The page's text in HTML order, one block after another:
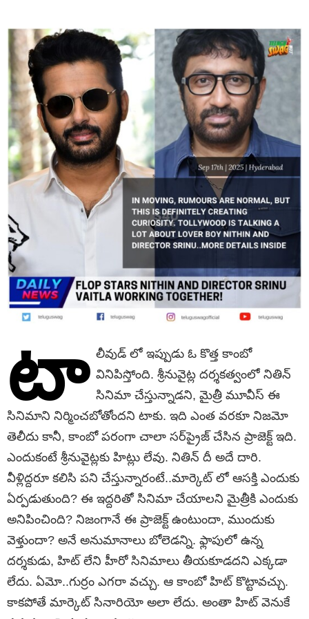
టా లీవుడ్ లో ఇప్పుడు ఓ కొత్త కాంబో
వినిపిస్తోంది. శ్రీ‌నువైట్ల ద‌ర్శ‌క‌త్వంలో నితిన్
సినిమా చేస్తున్నాడ‌ని, మైత్రీ మూవీస్ ఈ
సినిమాని నిర్మించ‌బోతోంద‌ని టాకు. ఇది ఎంత వ‌ర‌కూ నిజ‌మో
తెలీదు కానీ, కాంబో ప‌రంగా చాలా స‌ర్‌ప్రైజ్ చేసిన ప్రాజెక్ట్ ఇది.
ఎందుకంటే శ్రీ‌నువైట్ల‌కు హిట్లు లేవు. నితిన్ దీ అదే దారి.
వీళ్లిద్ద‌రూ క‌లిసి ప‌ని చేస్తున్నారంటే..మార్కెట్ లో ఆస‌క్తి ఎందుకు
ఏర్ప‌డుతుంది? ఈ ఇద్ద‌రితో సినిమా చేయాల‌ని మైత్రీకి ఎందుకు
అనిపించింది? నిజంగానే ఈ ప్రాజెక్ట్ ఉంటుందా, ముందుకు
వెళ్తుందా? అనే అనుమానాలు బోలెడ‌న్ని. ఫ్లాపులో ఉన్న
ద‌ర్శ‌కుడు, హిట్ లేని హీరో సినిమాలు తీయ‌కూడ‌ద‌ని ఎక్క‌డా
లేదు. ఏమో..గుర్రం ఎగ‌రా వ‌చ్చు. ఆ కాంబో హిట్ కొట్టావ‌చ్చు.
కాక‌పోతే మార్కెట్ సినారియో అలా లేదు. అంతా హిట్ వెనుకే